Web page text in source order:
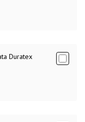
Duratex